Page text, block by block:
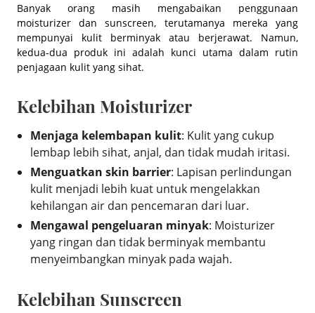
Banyak orang masih mengabaikan penggunaan
moisturizer dan sunscreen, terutamanya mereka yang
mempunyai kulit berminyak atau berjerawat. Namun,
kedua-dua produk ini adalah kunci utama dalam rutin
penjagaan kulit yang sihat.
Kelebihan Moisturizer
Menjaga kelembapan kulit: Kulit yang cukup
lembap lebih sihat, anjal, dan tidak mudah iritasi.
Menguatkan skin barrier: Lapisan perlindungan
kulit menjadi lebih kuat untuk mengelakkan
kehilangan air dan pencemaran dari luar.
Mengawal pengeluaran minyak: Moisturizer
yang ringan dan tidak berminyak membantu
menyeimbangkan minyak pada wajah.
Kelebihan Sunscreen